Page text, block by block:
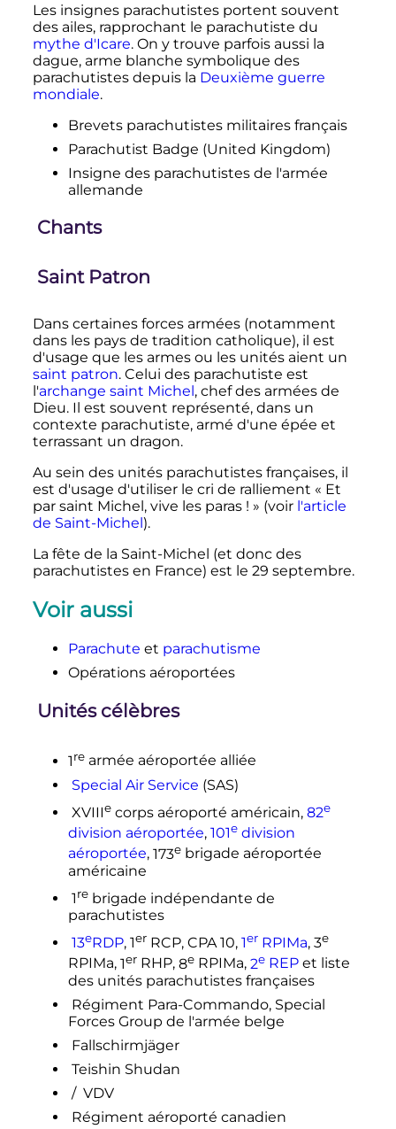
Les insignes parachutistes portent souvent
des ailes, rapprochant le parachutiste du
mythe d'Icare. On y trouve parfois aussi la
dague, arme blanche symbolique des
parachutistes depuis la Deuxième guerre
mondiale.
Brevets parachutistes militaires français
Parachutist Badge (United Kingdom)
Insigne des parachutistes de l'armée
allemande
Chants
Saint Patron
Dans certaines forces armées (notamment
dans les pays de tradition catholique), il est
d'usage que les armes ou les unités aient un
saint patron. Celui des parachutiste est
l'archange saint Michel, chef des armées de
Dieu. Il est souvent représenté, dans un
contexte parachutiste, armé d'une épée et
terrassant un dragon.
Au sein des unités parachutistes françaises, il
est d'usage d'utiliser le cri de ralliement « Et
par saint Michel, vive les paras ! » (voir l'article
de Saint-Michel).
La fête de la Saint-Michel (et donc des
parachutistes en France) est le 29 septembre.
Voir aussi
Parachute et parachutisme
Opérations aéroportées
Unités célèbres
1re armée aéroportée alliée
Special Air Service (SAS)
XVIIIecorps aéroporté américain, 82e
division aéroportée, 101e division
aéroportée, 173e brigade aéroportée
américaine
1re brigade indépendante de
parachutistes
13eRDP, 1er RCP, CPA 10, 1er RPIMa, 3e
RPIMa, 1erRHP, 8eRPIMa, 2eREPet liste
des unités parachutistes françaises
Régiment Para-Commando, Special
Forces Group de l'armée belge
Fallschirmjäger
Teishin Shudan
/ VDV
Régiment aéroporté canadien